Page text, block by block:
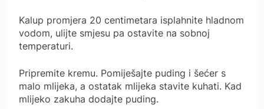
Kalup promjera 20 centimetara isplahnite hladnom
vodom, ulijte smjesu pa ostavite na sobnoj
temperaturi.
Pripremite kremu. Pomiješajte puding i šećer s
malo mlijeka, a ostatak mlijeka stavite kuhati. Kad
mlijeko zakuha dodajte puding.